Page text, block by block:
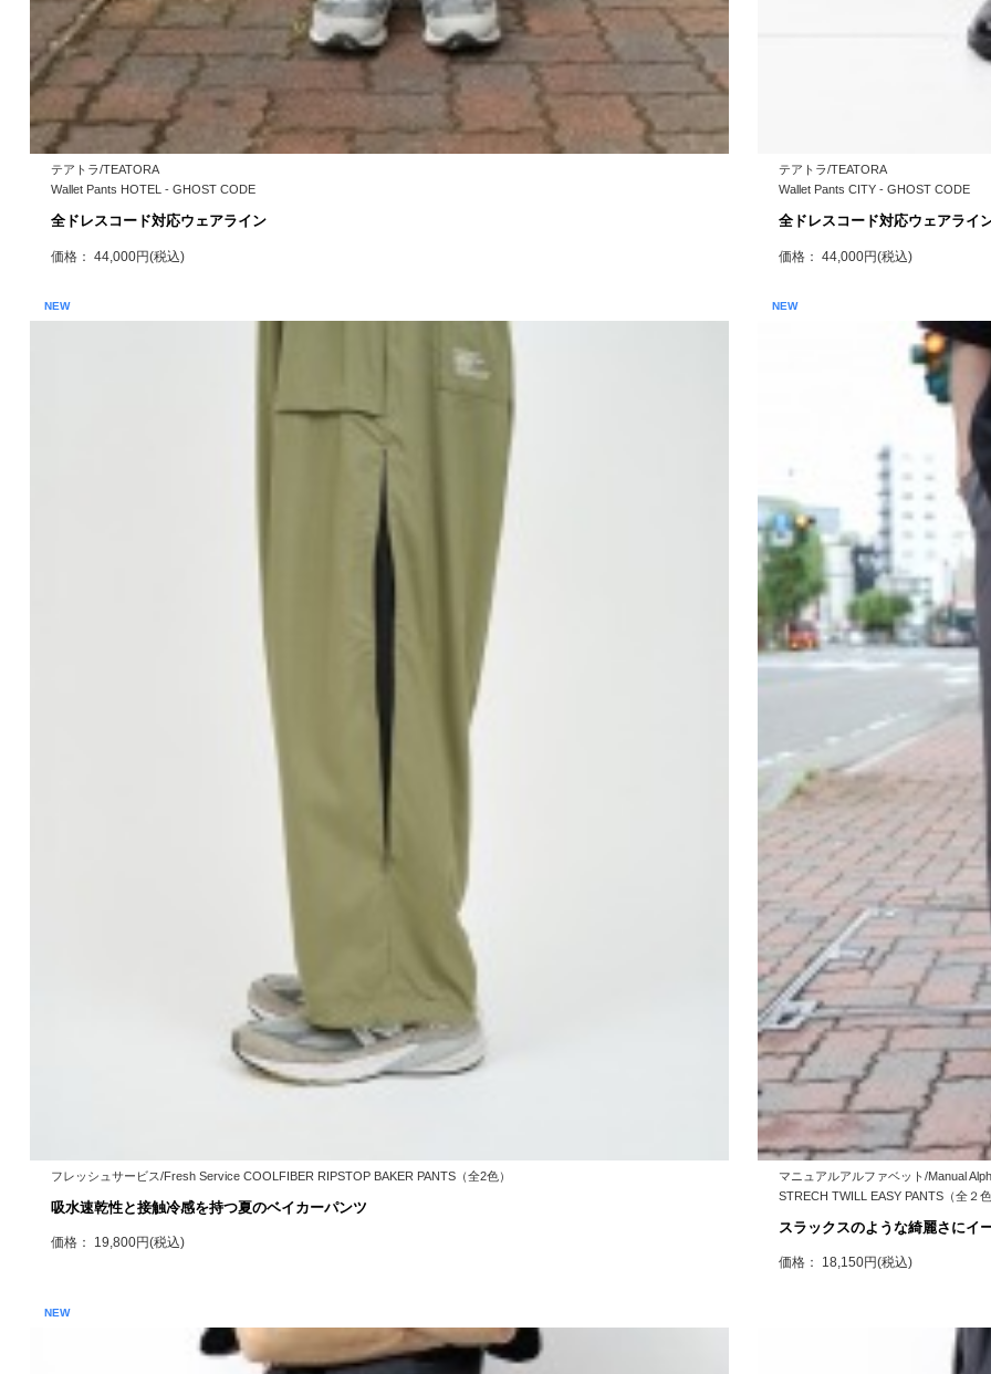
テアトラ/TEATORA
Wallet Pants HOTEL - GHOST CODE
全ドレスコード対応ウェアライン
価格： 44,000円(税込)
テアトラ/TEATORA
Wallet Pants CITY - GHOST CODE
全ドレスコード対応ウェアライ
価格： 44,000円(税込)
NEW
フレッシュサービス/Fresh Service COOLFIBER RIPSTOP BAKER PANTS（全2色）
吸水速乾性と接触冷感を持つ夏のベイカーパンツ
価格： 19,800円(税込)
NEW
マニュアルアルファベット/Manual
STRECH TWILL EASY PANTS（全２
スラックスのような綺麗さにイ
価格： 18,150円(税込)
NEW